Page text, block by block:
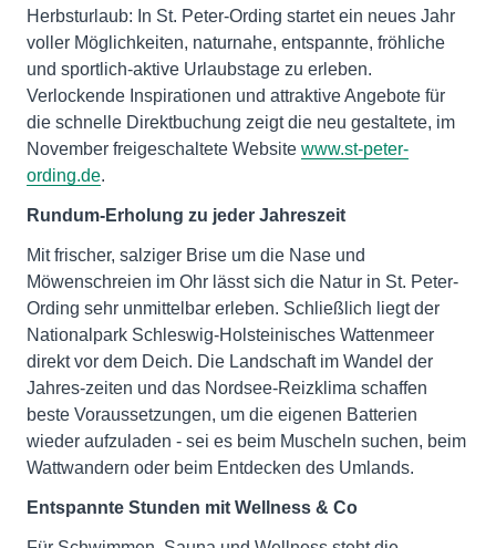
Herbsturlaub: In St. Peter-Ording startet ein neues Jahr
voller Möglichkeiten, naturnahe, entspannte, fröhliche
und sportlich-aktive Urlaubstage zu erleben.
Verlockende Inspirationen und attraktive Angebote für
die schnelle Direktbuchung zeigt die neu gestaltete, im
November freigeschaltete Website www.st-peter-
ording.de.
Rundum-Erholung zu jeder Jahreszeit
Mit frischer, salziger Brise um die Nase und
Möwenschreien im Ohr lässt sich die Natur in St. Peter-
Ording sehr unmittelbar erleben. Schließlich liegt der
Nationalpark Schleswig-Holsteinisches Wattenmeer
direkt vor dem Deich. Die Landschaft im Wandel der
Jahres-zeiten und das Nordsee-Reizklima schaffen
beste Voraussetzungen, um die eigenen Batterien
wieder aufzuladen - sei es beim Muscheln suchen, beim
Wattwandern oder beim Entdecken des Umlands.
Entspannte Stunden mit Wellness & Co